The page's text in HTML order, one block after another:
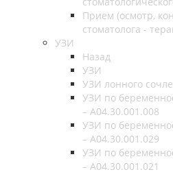
Прием (осмотр,
стоматолога -
УЗИ
Назад
УЗИ
УЗИ лонного
УЗИ по
– A04.30.001.008
УЗИ по
– A04.30.001.029
УЗИ по
– A04.30.001.021